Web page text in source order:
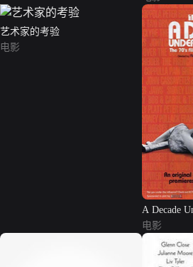
艺术家的考验
电影
A Decade
电影